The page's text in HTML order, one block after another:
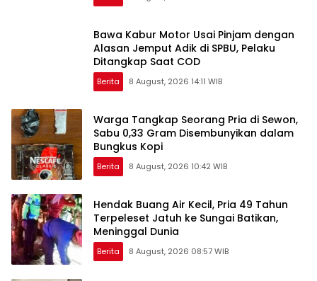
Bawa Kabur Motor Usai Pinjam dengan
Alasan Jemput Adik di SPBU, Pelaku
Ditangkap Saat COD
Berita 8 August, 2026 14:11 WIB
Warga Tangkap Seorang Pria di Sewon,
Sabu 0,33 Gram Disembunyikan dalam
Bungkus Kopi
Berita 8 August, 2026 10:42 WIB
Hendak Buang Air Kecil, Pria 49 Tahun
Terpeleset Jatuh ke Sungai Batikan,
Meninggal Dunia
Berita 8 August, 2026 08:57 WIB